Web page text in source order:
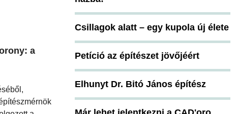
a
Csillagok alatt – egy kupola új élete
Petíció az építészet jövőjéért
Elhunyt Dr. Bitó János építész